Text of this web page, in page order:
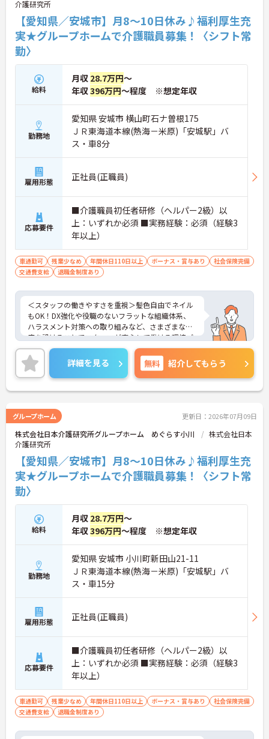
介護研究所
【愛知県／安城市】月8～10日休み♪福利厚生充
実★グループホームで介護職員募集！〈シフト常
勤〉
給料
月収 28.7万円～
年収396万円～程度 ※想定年収
勤務地
愛知県 安城市 横山町石ナ曽根175
ＪＲ東海道本線(熱海－米原)「安城駅」バ
ス・車8分
雇用形態 正社員(正職員)
応募要件
■介護職員初任者研修（ヘルパー2級）以
上：いずれか必須 ■実務経験：必須（経験3
年以上）
車通勤可 残業少なめ 年間休日110日以上 ボーナス・賞与あり
社会保険完備
交通費支給
退職金制度あり
＜スタッフの働きやすさを重視＞髪色自由でネイル
もOK！DX強化や役職のないフラットな組織体系、
ハラスメント対策への取り組みなど、さまざまな制
度を設けることでスタッフが安心して働ける環境づ
くりに取り組まれています。
＜ライフスタイルに合わせた勤務形態＞夜勤ありの
シフト常勤、日勤専従、夜勤専従といったさまざま
な働き方が設定されている法人です。
＜チームで連携しながらのお仕事＞一人ひとりが主
野は互いで補い合うなど、チームとしてしっかりと
連携を取りながら日々の業務に努められています。
ご興味のある方には、面接対策ポイント等、さらに
詳細をお話ししますのでお気軽にご相談ください！
詳細を見る 無料 紹介してもらう
グループホーム 更新日：2026年07月09日
株式会社日本介護研究所グループホーム めぐらす小川
株式会社日本
介護研究所
【愛知県／安城市】月8～10日休み♪福利厚生充
実★グループホームで介護職員募集！〈シフト常
勤〉
給料
月収 28.7万円～
年収396万円～程度 ※想定年収
勤務地
愛知県 安城市 小川町新田山21-11
ＪＲ東海道本線(熱海－米原)「安城駅」バ
ス・車15分
雇用形態 正社員(正職員)
応募要件
■介護職員初任者研修（ヘルパー2級）以
上：いずれか必須 ■実務経験：必須（経験3
年以上）
車通勤可 残業少なめ 年間休日110日以上 ボーナス・賞与あり
社会保険完備
交通費支給
退職金制度あり